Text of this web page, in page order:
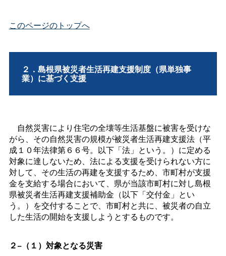
このページのトップへ
２．島根県被災者生活再建支援制度（県単独事
業）に基づく支援
自然災害により住宅の全壊等生活基盤に被害を受けな
がら、その自然災害の規模が被災者生活再建支援法（平
成１０年法律第６６号。以下「法」という。）に定める
対象に達しないため、法による支援を受けられない方に
対して、その生活の再建を支援するため、市町村が支援
金を支給する場合において、県が当該市町村に対し島根
県被災者生活再建支援補助金（以下「交付金」とい
う。）を交付することで、市町村と共に、被災者の自立
した生活の開始を支援しようとするものです。
２−（１）対象となる災害